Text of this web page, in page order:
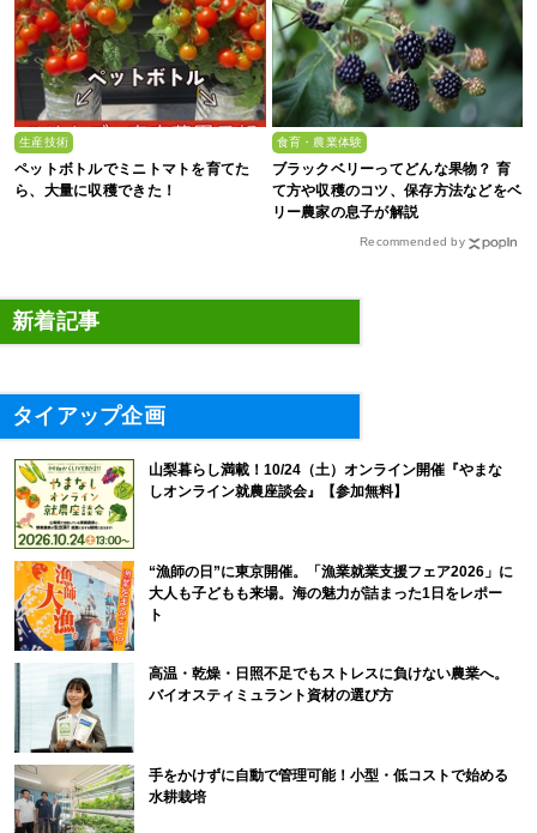
生産技術
ペットボトルでミニトマトを育てた
ら、大量に収穫できた！
食育・農業体験
ブラックベリーってどんな果物？ 育
て方や収穫のコツ、保存方法などをベ
リー農家の息子が解説
Recommended by
新着記事
タイアップ企画
山梨暮らし満載！10/24（土）オンライン開催『やまな
しオンライン就農座談会』【参加無料】
“漁師の日”に東京開催。「漁業就業支援フェア2026」に
大人も子どもも来場。海の魅力が詰まった1日をレポー
ト
高温・乾燥・日照不足でもストレスに負けない農業へ。
バイオスティミュラント資材の選び方
手をかけずに自動で管理可能！小型・低コストで始める
水耕栽培